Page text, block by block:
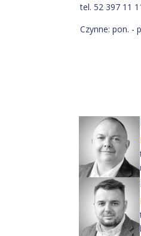
tel. 52 397 11
Czynne: pon. -